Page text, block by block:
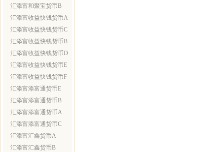
汇添富和聚宝货币B
汇添富收益快钱货币A
汇添富收益快钱货币C
汇添富收益快钱货币B
汇添富收益快钱货币D
汇添富收益快钱货币E
汇添富收益快钱货币F
汇添富添富通货币E
汇添富添富通货币B
汇添富添富通货币A
汇添富添富通货币C
汇添富汇鑫货币A
汇添富汇鑫货币B